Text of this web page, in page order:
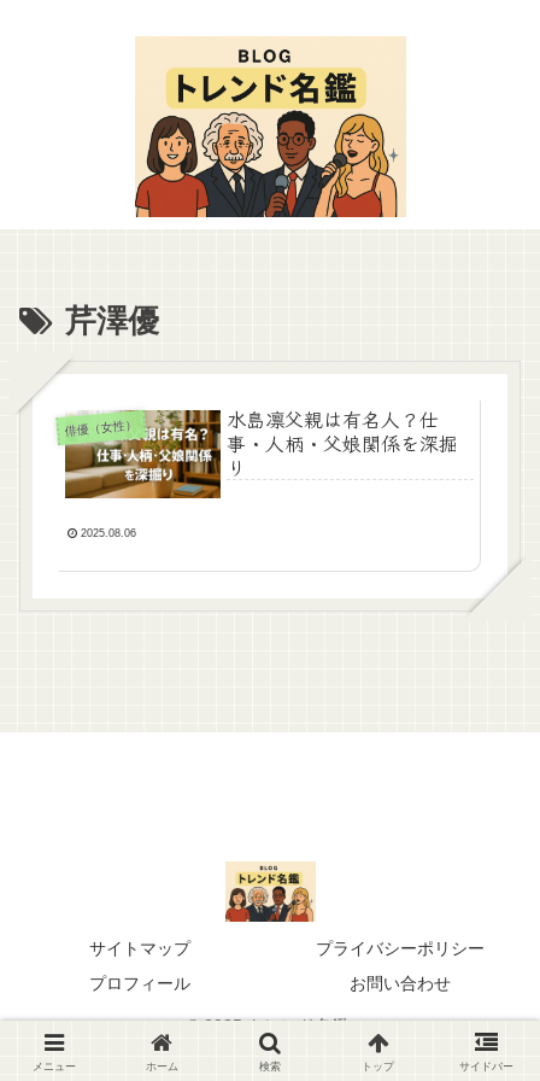
芹澤優
俳優（女性）
水島凛父親は有名人？仕
事・人柄・父娘関係を深掘
り
2025.08.06
サイトマップ
プライバシーポリシー
プロフィール
お問い合わせ
© 2025 トレンド名鑑.
メニュー ホーム 検索 トップ サイドバー